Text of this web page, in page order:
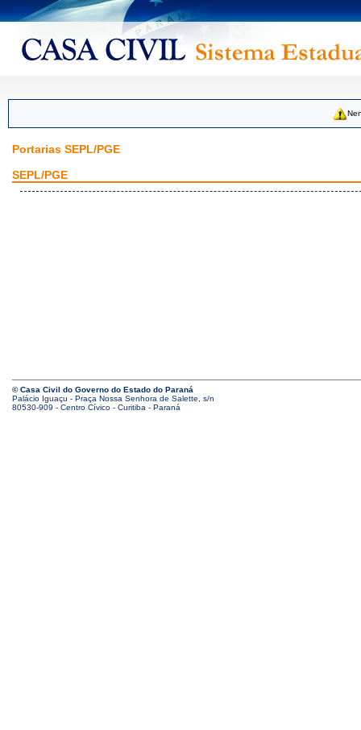
Portarias SEPL/PGE
SEPL/PGE
© Casa Civil do Governo do Estado do Paraná
Palácio Iguaçu - Praça Nossa Senhora de Salette, s/n
80530-909 - Centro Cívico - Curitiba - Paraná